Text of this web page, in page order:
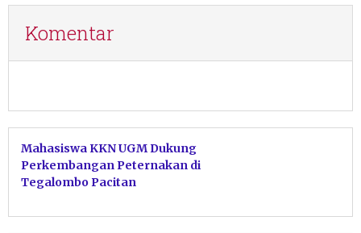
Komentar
Mahasiswa KKN UGM Dukung
Perkembangan Peternakan di
Tegalombo Pacitan